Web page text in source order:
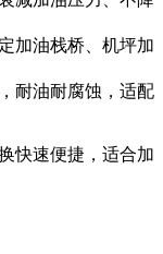
加油栈桥、机坪加
耐油耐腐蚀，适配
快速便捷，适合加